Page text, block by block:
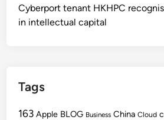
Cyberport tenant HKHPC
in intellectual capital
Tags
163 Apple BLOG Business China Cloud